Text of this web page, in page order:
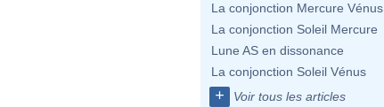
La conjonction Mercure Vénus
La conjonction Soleil Mercure
Lune AS en dissonance
La conjonction Soleil Vénus
+ Voir tous les articles